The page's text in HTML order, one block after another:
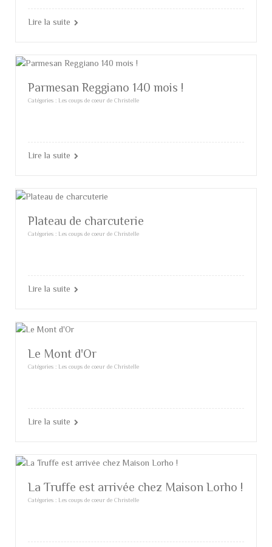
Lire la suite
Parmesan Reggiano 140 mois !
Catégories : Les coups de coeur de Christelle
Lire la suite
Plateau de charcuterie
Catégories : Les coups de coeur de Christelle
Lire la suite
Le Mont d'Or
Catégories : Les coups de coeur de Christelle
Lire la suite
La Truffe est arrivée chez Maison Lorho !
Catégories : Les coups de coeur de Christelle